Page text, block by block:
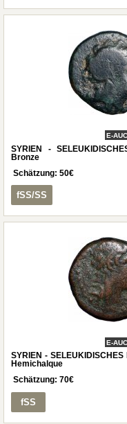
E-
SYRIEN -
Bronze
Schätzung: 50€
fSS/SS
E-
SYRIEN -
Hemichalque
Schätzung: 70€
fSS